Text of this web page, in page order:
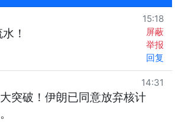
15:18
！
屏蔽
举报
回复
14:31
突破！伊朗已同意放弃核计